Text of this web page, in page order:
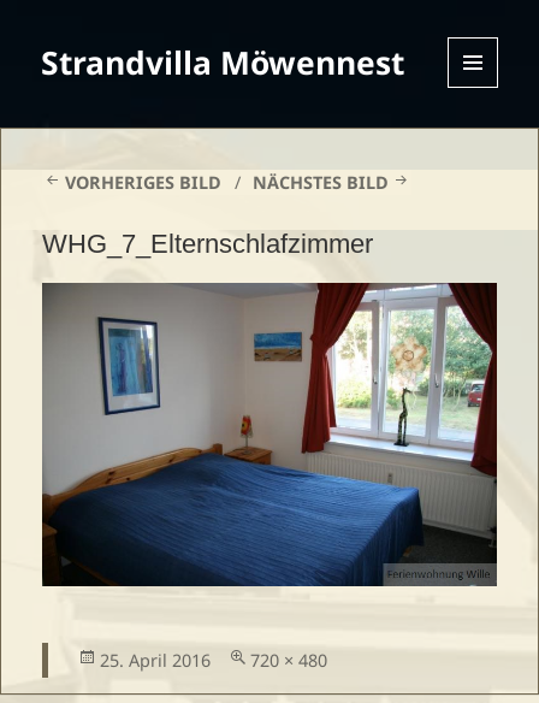
Strandvilla Möwennest
VORHERIGES BILD
NÄCHSTES BILD
WHG_7_Elternschlafzimmer
Veröffentlicht
25. April 2016
Volle
720 × 480